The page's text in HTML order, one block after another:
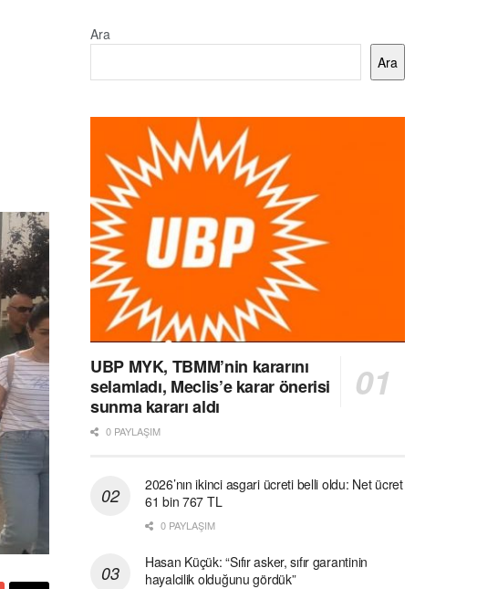
Ara
Ara
UBP MYK, TBMM’nin kararını
selamladı, Meclis’e karar önerisi
sunma kararı aldı
0 PAYLAŞIM
2026’nın ikinci asgari ücreti belli oldu: Net ücret
61 bin 767 TL
0 PAYLAŞIM
Hasan Küçük: “Sıfır asker, sıfır garantinin
hayalcilik olduğunu gördük”